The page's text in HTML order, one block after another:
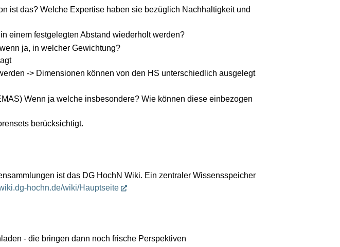
ist das? Welche Expertise haben sie bezüglich Nachhaltigkeit und
einem festgelegten Abstand wiederholt werden?
ja, in welcher Gewichtung?
-> Dimensionen können von den HS unterschiedlich ausgelegt
Wenn ja welche insbesondere? Wie können diese einbezogen
berücksichtigt.
ist das DG HochN Wiki. Ein zentraler Wissensspeicher
hochn.de/wiki/Hauptseite
- die bringen dann noch frische Perspektiven